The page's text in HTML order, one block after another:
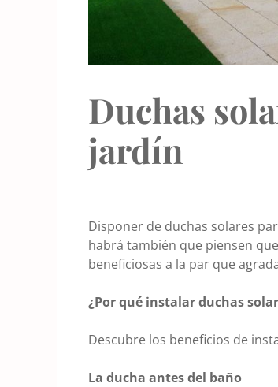
Duchas
jardín
Disponer de duchas solares
habrá también que piensen
beneficiosas a la par que
¿Por qué instalar duchas
Descubre los beneficios de
La ducha antes del baño